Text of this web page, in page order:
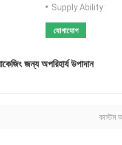
Supply Ability:
যোগাযোগ
জন্য অপরিহার্য উপাদান
কাস্টম